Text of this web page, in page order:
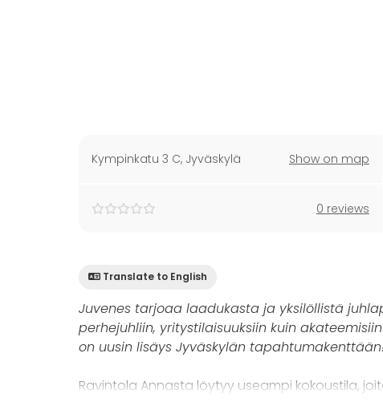
Kympinkatu 3 C, Jyväskylä Show on map
0 reviews
Translate to English
Juvenes tarjoaa laadukasta ja yksilöllistä
perhejuhliin, yritystilaisuuksiin kuin
on uusin lisäys Jyväskylän
Ravintola Annasta löytyy useampi kokoustila,